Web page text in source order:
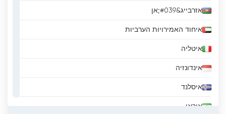
אזרבייג&#039;אן
איחוד האמירויות הערביות
איטליה
אינדונזיה
איסלנד
איראן